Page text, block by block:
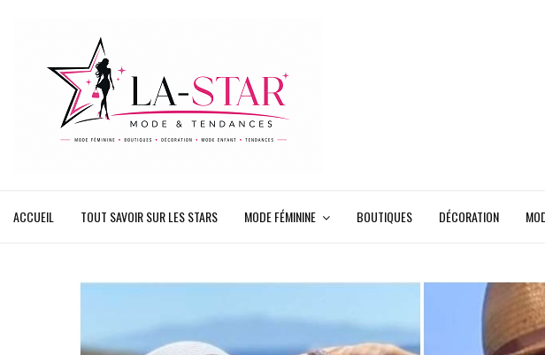
ACCUEIL TOUT SAVOIR SUR LES STARS MODE FÉMININE BOUTIQUES DÉCORATION